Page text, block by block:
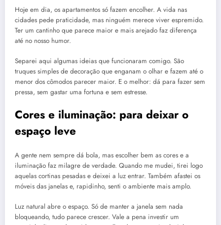
Hoje em dia, os apartamentos só fazem encolher. A vida nas
cidades pede praticidade, mas ninguém merece viver espremido.
Ter um cantinho que parece maior e mais arejado faz diferença
até no nosso humor.
Separei aqui algumas ideias que funcionaram comigo. São
truques simples de decoração que enganam o olhar e fazem até o
menor dos cômodos parecer maior. E o melhor: dá para fazer sem
pressa, sem gastar uma fortuna e sem estresse.
Cores e iluminação: para deixar o
espaço leve
A gente nem sempre dá bola, mas escolher bem as cores e a
iluminação faz milagre de verdade. Quando me mudei, tirei logo
aquelas cortinas pesadas e deixei a luz entrar. Também afastei os
móveis das janelas e, rapidinho, senti o ambiente mais amplo.
Luz natural abre o espaço. Só de manter a janela sem nada
bloqueando, tudo parece crescer. Vale a pena investir um